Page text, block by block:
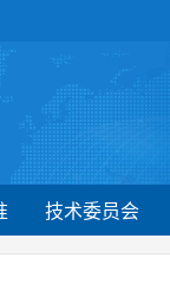
技术委员会